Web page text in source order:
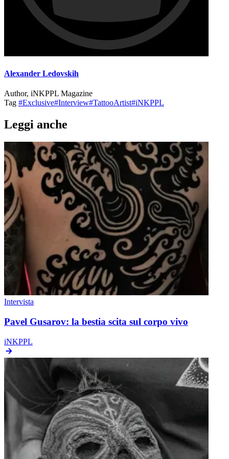
Alexander Ledovskih
Author, iNKPPL Magazine
Tag #Exclusive#Interview#TattooArtist#iNKPPL
Leggi anche
Intervista
Pavel Gusarov: la bestia scita sul corpo vivo
iNKPPL